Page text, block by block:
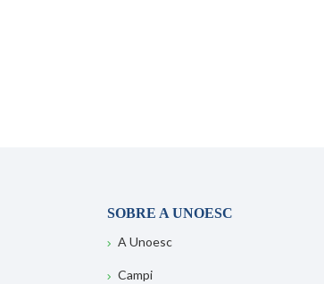
SOBRE A UNOESC
A Unoesc
Campi